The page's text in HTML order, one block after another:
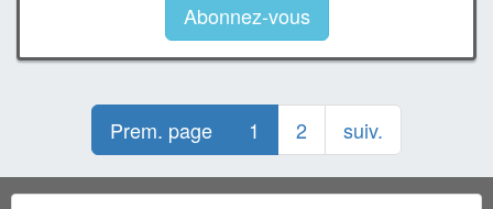
Abonnez-vous
Prem. page 1 2 suiv.